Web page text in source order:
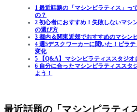
1 最近話題の「マシンピラティス」っ
の？
2 初心者におすすめ！失敗しないマシ
の選び方
3 都内＆関東近郊でおすすめのマシン
4 週5デスクワーカーに聞いた！ピラ
変化
5 【Q&A】マシンピラティススタジオ
6 自分に合ったマシンピラティススタ
よう！
最近話題の「マシンピラティ